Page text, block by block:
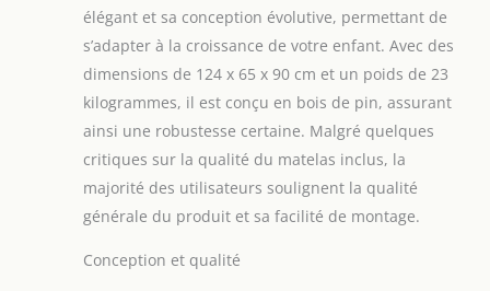
d’enfant.
[SÉCURITÉ ET STYLE]
- Ce lits bébé
combine sécurité et
élégance moderne.
Fabriqué à partir de
matériaux de la
plus haute qualité,
il garantit stabilité
et durabilité. La
élégant et sa conception évolutive, permettant de
s’adapter à la croissance de votre enfant. Avec des
dimensions de 124 x 65 x 90 cm et un poids de 23
kilogrammes, il est conçu en bois de pin, assurant
ainsi une robustesse certaine. Malgré quelques
critiques sur la qualité du matelas inclus, la
majorité des utilisateurs soulignent la qualité
générale du produit et sa facilité de montage.
Conception et qualité